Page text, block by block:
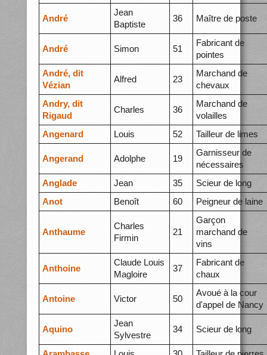
André
Jean
Baptiste
36 Maître de poste
André Simon 51
Fabricant de
pointes
André, dit
Vézian
Alfred 23
Marchand de
chevaux
Andry, dit
Rigaud
Charles 36
Marchand de
volailles
Angenard
Louis 52 Tailleur de limes
Angerand Adolphe 19
Garnisseur de
nécessaires
Anglade
Jean 35
Scieur de long
Anot
Benoît 60 Peigneur de laine
Anthaume
Charles
Firmin
21
Garçon
marchand de
vins
Anthoine
Claude Louis
Magloire
37
Fabricant de
chaux
Antoine Victor 50
Avoué à la cour
d'appel de Nancy
Aquino
Jean
Sylvestre
34 Scieur de long